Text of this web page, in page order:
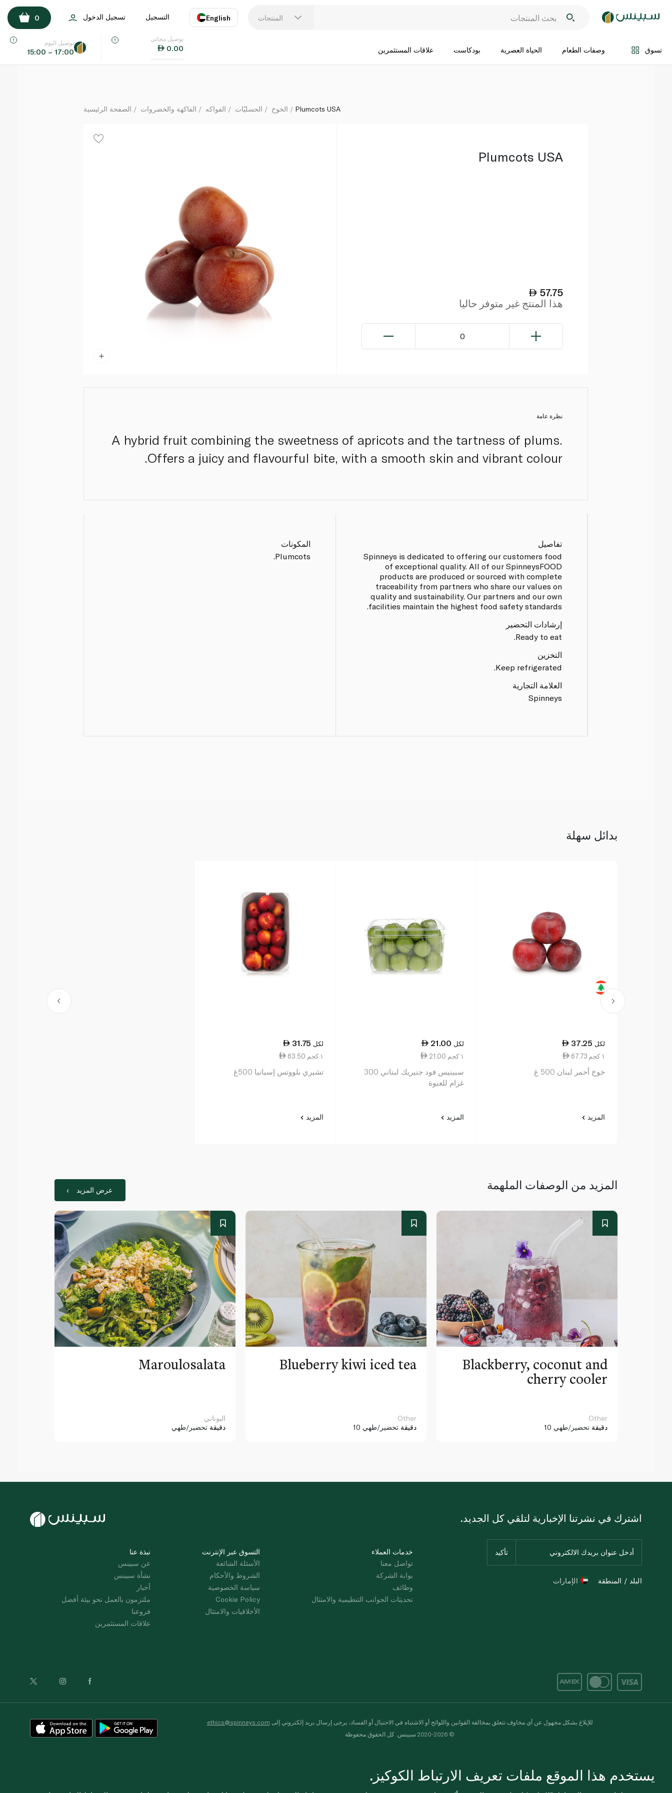
المنتجات English
اللغة
التسجيل تسجيل الدخول 0
تسوق وصفات الطعام الحياة العصرية بودكاست علاقات المستثمرين
توصيل مجاني
0.00
توصيل اليوم
15:00 – 17:00
كيلوغرام
اضف الى السلة
الصفحة الرئيسية الفاكهة والخضروات الفواكه الحسليّات الخوخ Plumcots USA
Plumcots USA
57.75
هذا المنتج غير متوفر حاليا
0
نظرة عامة
A hybrid fruit combining the sweetness of apricots and the tartness of plums.
Offers a juicy and flavourful bite, with a smooth skin and vibrant colour.
تفاصيل
Spinneys is dedicated to offering our customers food
of exceptional quality. All of our SpinneysFOOD
products are produced or sourced with complete
traceability from partners who share our values on
quality and sustainability. Our partners and our own
facilities maintain the highest food safety standards.
إرشادات التحضير
Ready to eat.
التخزين
Keep refrigerated.
العلامة التجارية
Spinneys
المكونات
Plumcots.
بدائل سهلة
37.25 لكل
67.73 ١ كجم
خوخ أحمر لبنان 500 غ
المزيد
21.00 لكل
21.00 ١ كجم
سبينيس فود جنيريك لبناني 300
غرام للعبوة
المزيد
31.75 لكل
63.50 ١ كجم
تشيري بلووتس إسبانيا 500غ
المزيد
المزيد من الوصفات الملهمة عرض المزيد
Maroulosalata
اليوناني
دقيقة تحضير/طهي
Blueberry kiwi iced tea
Other
10 دقيقة تحضير/طهي
Blackberry, coconut and
cherry cooler
Other
10 دقيقة تحضير/طهي
نبذة عنا
عن سبينس
نشأة سبينس
أخبار
ملتزمون بالعمل نحو بيئة أفضل
فروعنا
علاقات المستثمرين
التسوق عبر الإنترنت
الأسئلة الشائعة
الشروط والأحكام
سياسة الخصوصية
Cookie Policy
الأخلاقيات والامتثال
خدمات العملاء
تواصل معنا
بوابة الشركة
وظائف
تحديثات الجوانب التنظيمية والامتثال
اشترك في نشرتنا الإخبارية لتلقي كل الجديد.
البلد / المنطقة الإمارات
للإبلاغ بشكل مجهول عن أي مخاوف تتعلق بمخالفة القوانين واللوائح أو الاشتباه في الاحتيال أو الفساد، يرجى إرسال بريد إلكتروني إلى ethics@spinneys.com
© 2020-2026 سبينس. كل الحقوق محفوظة
يستخدم هذا الموقع ملفات تعريف الارتباط الكوكيز.